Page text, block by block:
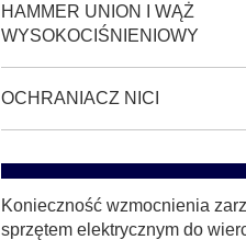
HAMMER UNION I WĄŻ
WYSOKOCIŚNIENIOWY
OCHRANIACZ NICI
Konieczność wzmocnienia
sprzętem elektrycznym do